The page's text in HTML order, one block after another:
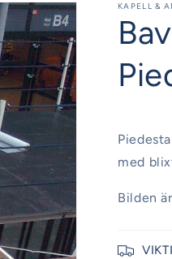
KAPELL &
med
Bilden